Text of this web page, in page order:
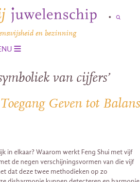
en bezinning
van cijfers’
Geven tot Balans
in elkaar? Waarom werkt Feng Shui met vijf
de negen verschijningsvormen van die vijf
dat deze twee methodieken op zo